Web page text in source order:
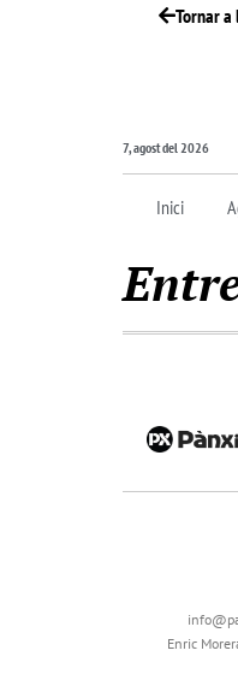
Tornar a
7, agost del 2026
Inici
Enric